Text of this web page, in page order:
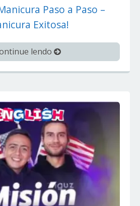
Paso a Paso –
Exitosa!
lendo